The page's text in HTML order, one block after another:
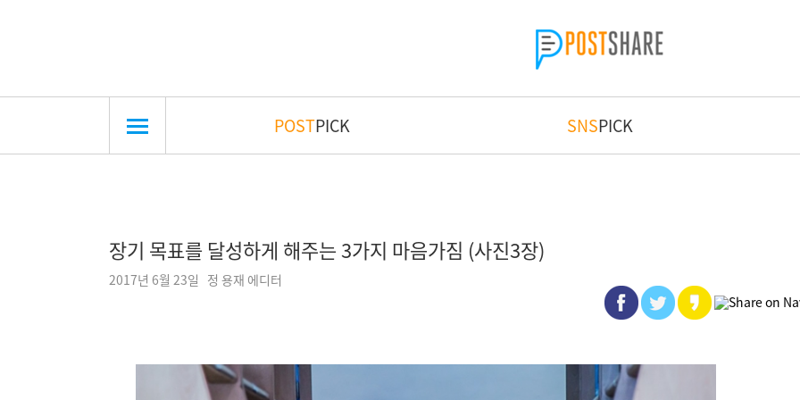
POSTPICK SNSPICK
장기 목표를 달성하게 해주는 3가지 마음가짐 (사진3장)
2017년 6월 23일 정 용재 에디터